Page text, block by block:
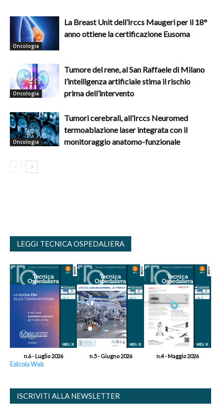
Oncologia
La Breast Unit dell’Irccs Maugeri per il 18°
anno ottiene la certificazione Eusoma
Oncologia
Tumore del rene, al San Raffaele di Milano
l’intelligenza artificiale stima il rischio
prima dell’intervento
Oncologia
Tumori cerebrali, all’Irccs Neuromed
termoablazione laser integrata con il
monitoraggio anatomo-funzionale
LEGGI TECNICA OSPEDALIERA
n.6 - Luglio 2026 n.5 - Giugno 2026 n.4 - Maggio 2026
Edicola Web
ISCRIVITI ALLA NEWSLETTER